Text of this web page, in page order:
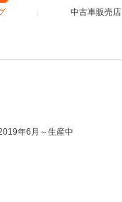
中古車販売店
年6月～生産中